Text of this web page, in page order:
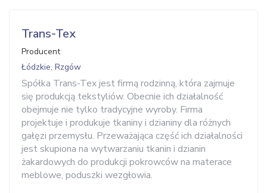
Trans-Tex
Producent
Łódzkie, Rzgów
Spółka Trans-Tex jest firmą rodzinną, która zajmuje
się produkcją tekstyliów. Obecnie ich działalność
obejmuje nie tylko tradycyjne wyroby. Firma
projektuje i produkuje tkaniny i dzianiny dla różnych
gałęzi przemysłu. Przeważająca część ich działalności
jest skupiona na wytwarzaniu tkanin i dzianin
żakardowych do produkcji pokrowców na materace
meblowe, poduszki wezgłowia.